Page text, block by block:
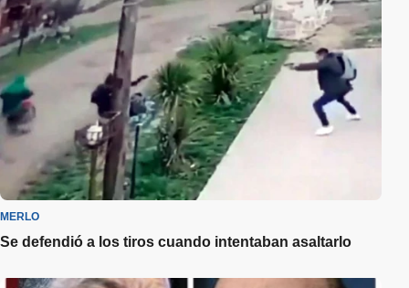
MERLO
Se defendió a los tiros cuando intentaban asaltarlo